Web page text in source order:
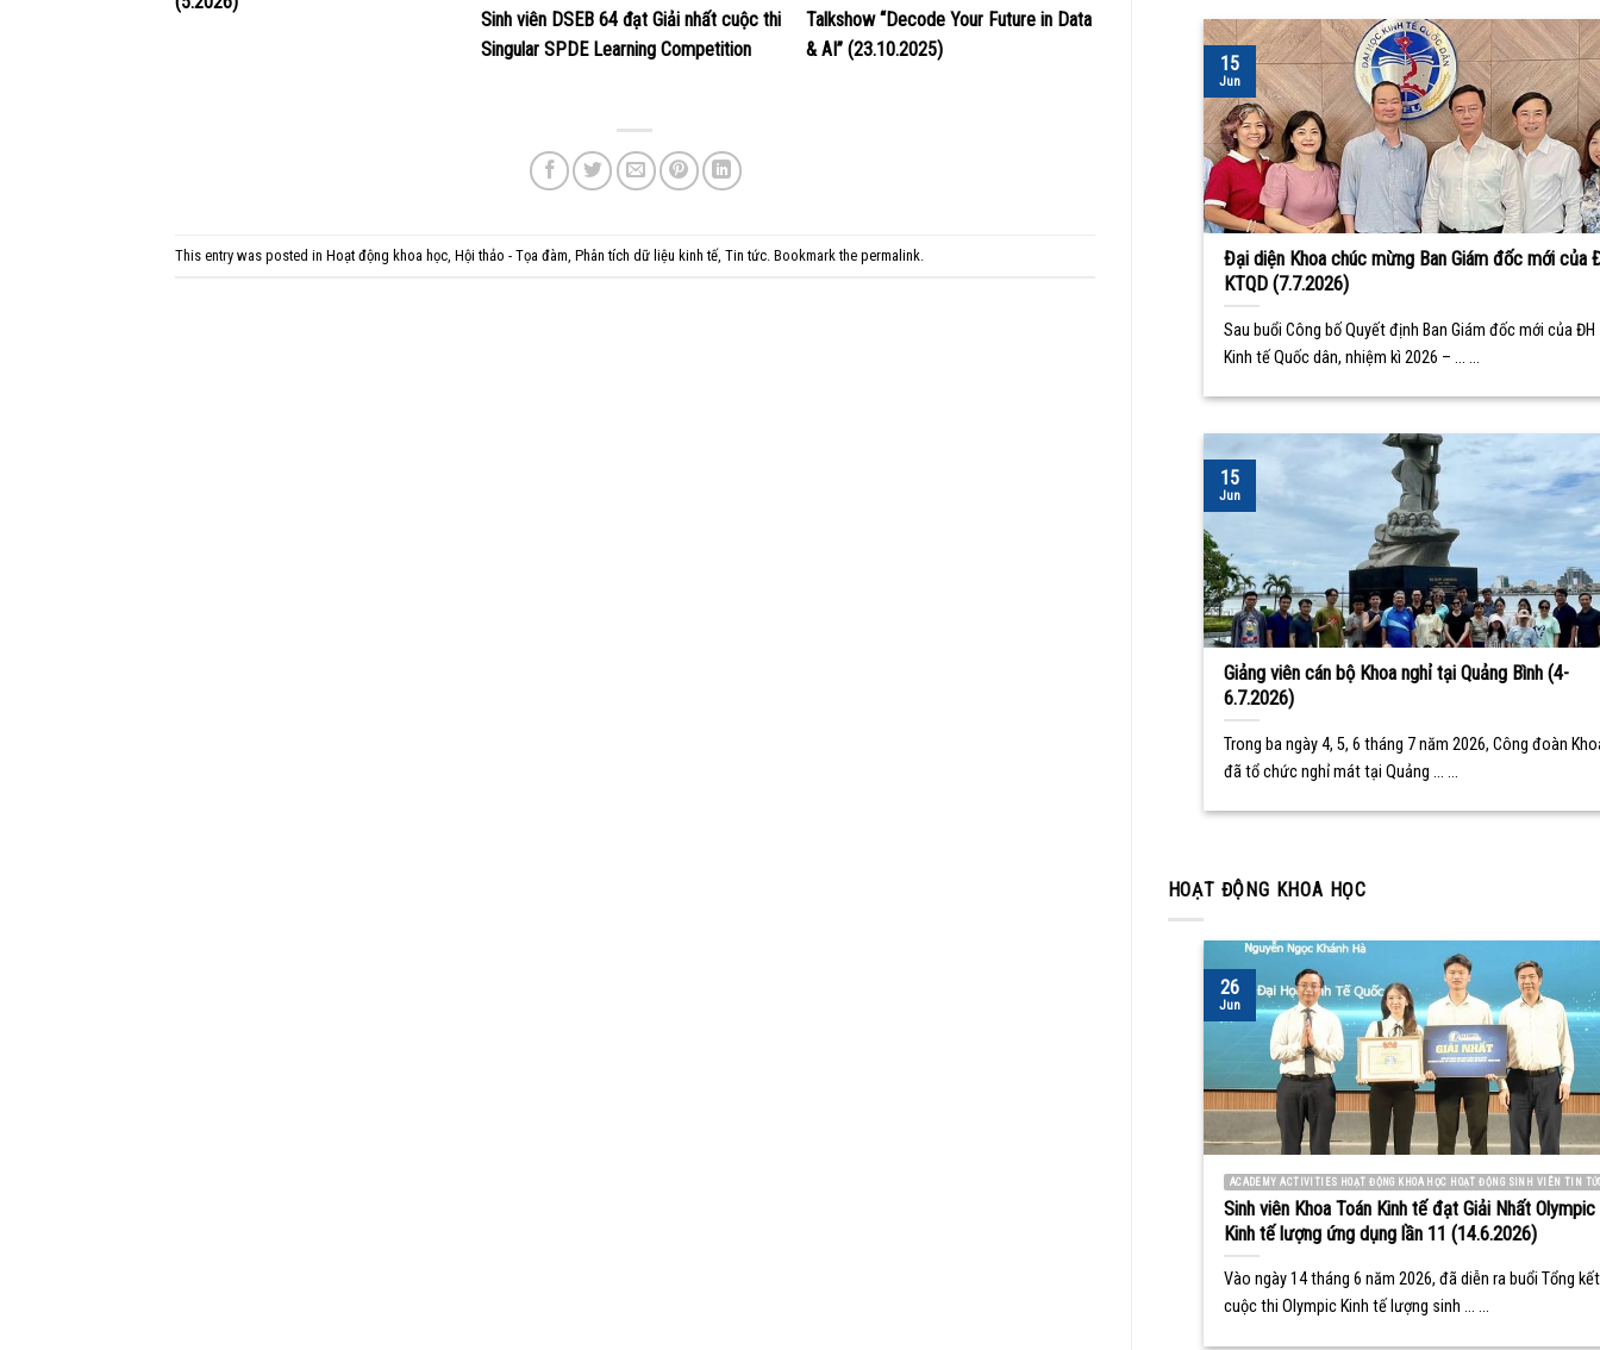
Sinh viên DSEB 64 đạt Giải nhất cuộc thi
Singular SPDE Learning Competition
Talkshow “Decode Your Future in Data
& AI” (23.10.2025)
This entry was posted in Hoạt động khoa học Hội thảo - Tọa đàm Phân tích dữ liệu kinh tế, Tin tức . Bookmark the permalink
Đại diện Khoa chúc mừng Ban Giám đốc mới của
KTQD (7.7.2026)
Sau buổi Công bố Quyết định Ban Giám đốc mới của ĐH
Kinh tế Quốc dân, nhiệm kì 2026 – ... ...
15
Jun
Giảng viên cán bộ Khoa nghỉ tại Quảng Bình (4-
6.7.2026)
Trong ba ngày 4, 5, 6 tháng 7 năm 2026, Công đoàn
đã tổ chức nghỉ mát tại Quảng ... ...
15
Jun
HOẠT ĐỘNG KHOA HỌC
ACADEMY ACTIVITIES HOẠT ĐỘNG KHOA HỌC HOẠT ĐỘNG SINH VIÊN TIN
Sinh viên Khoa Toán Kinh tế đạt Giải Nhất Olympic
Kinh tế lượng ứng dụng lần 11 (14.6.2026)
Vào ngày 14 tháng 6 năm 2026, đã diễn ra buổi Tổng kết
cuộc thi Olympic Kinh tế lượng sinh ... ...
26
Jun